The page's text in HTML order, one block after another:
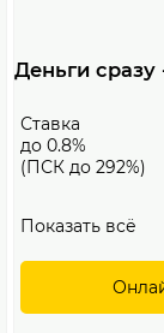
Деньги
Ставка
до 0.8%
(ПСК до 292%)
Показать всё